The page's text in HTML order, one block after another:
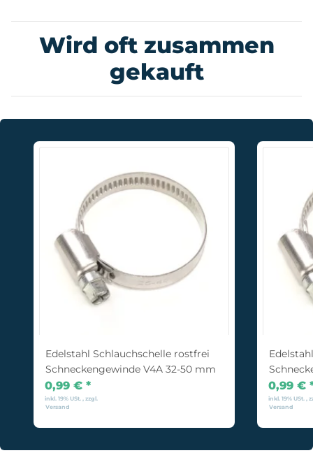
Wird oft zusammen
gekauft
Edelstahl Schlauchschelle rostfrei
Schneckengewinde V4A 32-50 mm
0,99 € *
inkl. 19% USt. , zzgl.
Versand
0,99 €
inkl. 19% USt. ,
Versand